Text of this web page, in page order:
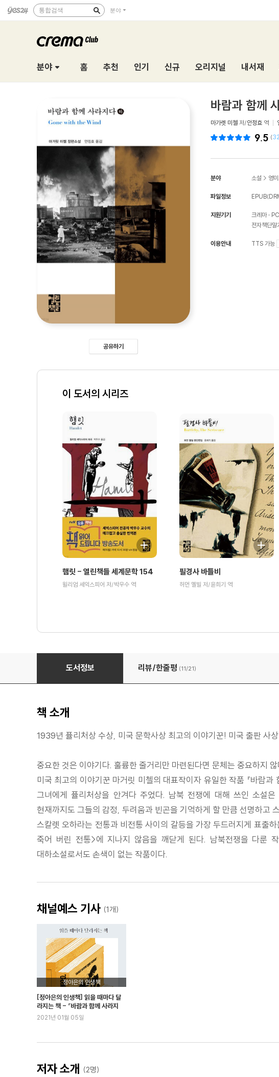
통합검색 분야
분야 홈 추천 인기 신규 오리지널 내서재
공유하기
바람과 함께
마가렛 미첼 저/안정효 역
9.5 (32
분야 소설 > 영
파일정보
지원기기 크레마
전자책단
이용안내 TTS 가능
이 도서의 시리즈
햄릿 - 열린책들 세계문학 154
윌리엄 셰익스피어 저/박우수 역
필경사 바틀비
허먼 멜빌 저/윤희기 역
바람과 함께 사라지다 (하) - 열린책들 세계문학 150
도서정보 리뷰/한줄평 (11/21)
책 소개
1939년 퓰리처상 수상, 미국 문학사상 최고의 이야기꾼! 미국 출판 사
중요한 것은 이야기다. 훌륭한 줄거리만 마련된다면 문체는 중요하지
미국 최고의 이야기꾼 마거릿 미첼의 대표작이자 유일한 작품 『바람
그녀에게 퓰리처상을 안겨다 주었다. 남북 전쟁에 대해 쓰인 소설
현재까지도 그들의 감정, 두려움과 빈곤을 기억하게 할 만큼 선명하고
스칼렛 오하라는 전통과 비전통 사이의 갈등을 가장 두드러지게 표출
죽어 버린 전통>에 지나지 않음을 깨닫게 된다. 남북전쟁을 다룬
대하소설로서도 손색이 없는 작품이다.
채널예스 기사 (1개)
정아은의 인생책
[정아은의 인생책] 읽을 때마다 달
라지는 책 - 『바람과 함께 사라지
다』
2021년 01월 05일
저자 소개 (2명)